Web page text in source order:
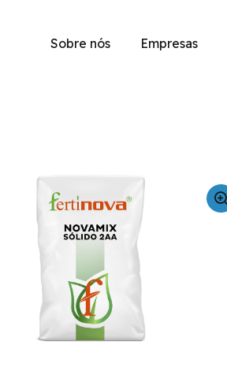
Sobre nós Empresas